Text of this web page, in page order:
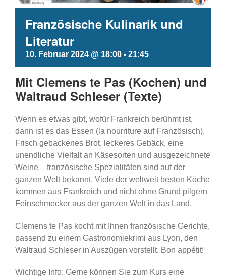
Französische Kulinarik und
Literatur
10. Februar 2024 @ 18:00 - 21:45
Mit Clemens te Pas (Kochen) und
Waltraud Schleser (Texte)
Wenn es etwas gibt, wofür Frankreich berühmt ist,
dann ist es das Essen (la nourriture auf Französisch).
Frisch gebackenes Brot, leckeres Gebäck, eine
unendliche Vielfalt an Käsesorten und ausgezeichnete
Weine – französische Spezialitäten sind auf der
ganzen Welt bekannt. Viele der weltweit besten Köche
kommen aus Frankreich und nicht ohne Grund pilgern
Feinschmecker aus der ganzen Welt in das Land.
Clemens te Pas kocht mit Ihnen französische Gerichte,
passend zu einem Gastronomiekrimi aus Lyon, den
Waltraud Schleser in Auszügen vorstellt. Bon appétit!
Wichtige Info: Gerne können Sie zum Kurs eine